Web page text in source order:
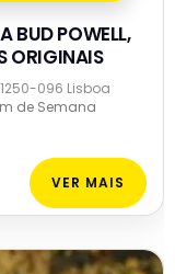
BUD POWELL,
ORIGINAIS
1250-096 Lisboa
de Semana
VER MAIS